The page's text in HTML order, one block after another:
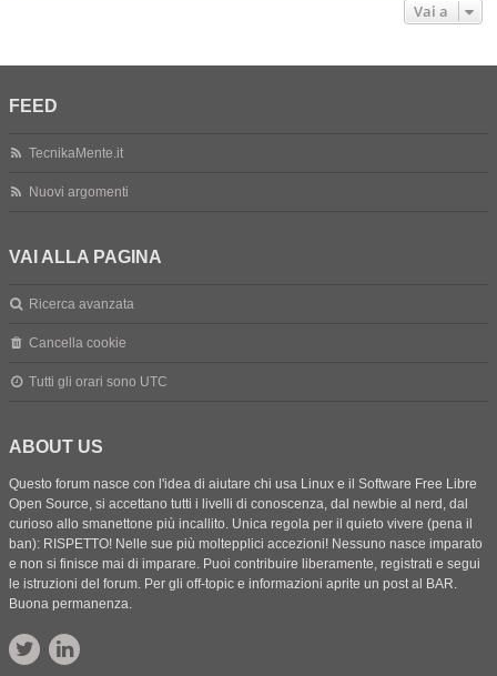
Vai a
FEED
TecnikaMente.it
Nuovi argomenti
VAI ALLA PAGINA
Ricerca avanzata
Cancella cookie
Tutti gli orari sono UTC
ABOUT US
Questo forum nasce con l'idea di aiutare chi usa Linux e il Software Free Libre
Open Source, si accettano tutti i livelli di conoscenza, dal newbie al nerd, dal
curioso allo smanettone più incallito. Unica regola per il quieto vivere (pena il
ban): RISPETTO! Nelle sue più moltepplici accezioni! Nessuno nasce imparato
e non si finisce mai di imparare. Puoi contribuire liberamente, registrati e segui
le istruzioni del forum. Per gli off-topic e informazioni aprite un post al BAR.
Buona permanenza.